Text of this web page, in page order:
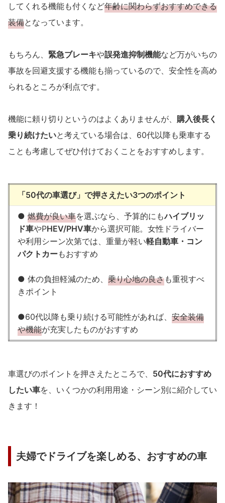
してくれる機能も付くなど年齢に関わらずおすすめできる
装備となっています。
もちろん、 緊急ブレーキや誤発進抑制機能など万がいちの
事故を回避支援する機能も揃っているので、安全性を高め
られるところが利点です。
機能に頼り切りというのはよくありませんが、 購入後長く
乗り続けたいと考えている場合は、60代以降も乗車する
ことも考慮してぜひ付けておくことをおすすめします。
「50代の車選び」で押さえたい3つのポイント
● 燃費が良い車を選ぶなら、予算的にもハイブリッ
ド車やPHEV/PHV車から選択可能。女性ドライバー
や利用シーン次第では、重量が軽い軽自動車・コン
パクトカーもおすすめ
● 体の負担軽減のため、 乗り心地の良さも重視すべ
きポイント
●60代以降も乗り続ける可能性があれば、 安全装備
や機能が充実したものがおすすめ
車選びのポイントを押さえたところで、 50代におすすめ
したい車を、いくつかの利用用途・シーン別に紹介してい
きます！
夫婦でドライブを楽しめる、おすすめの車